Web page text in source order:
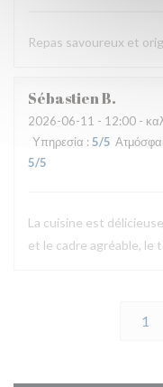
Repas savoureux et
SébastienB
2026-06-11 - 12:00 -
Υπηρεσία : 5/5
5/5
La cuisine est
et le cadre agréable, le
1